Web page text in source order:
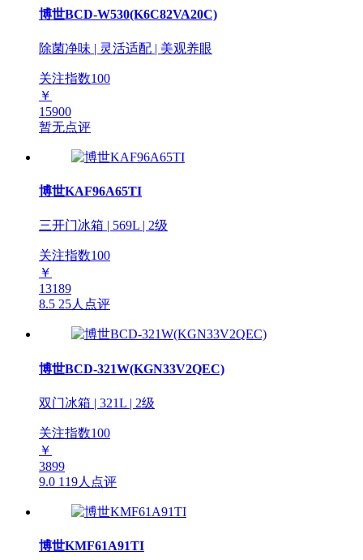
博世BCD-W530(K6C82VA20C)
除菌净味 | 灵活适配 | 美观养眼
关注指数100
￥
15900
暂无点评
博世KAF96A65TI
三开门冰箱 | 569L | 2级
关注指数100
￥
13189
8.5 25人点评
博世BCD-321W(KGN33V2QEC)
双门冰箱 | 321L | 2级
关注指数100
￥
3899
9.0 119人点评
博世KMF61A91TI